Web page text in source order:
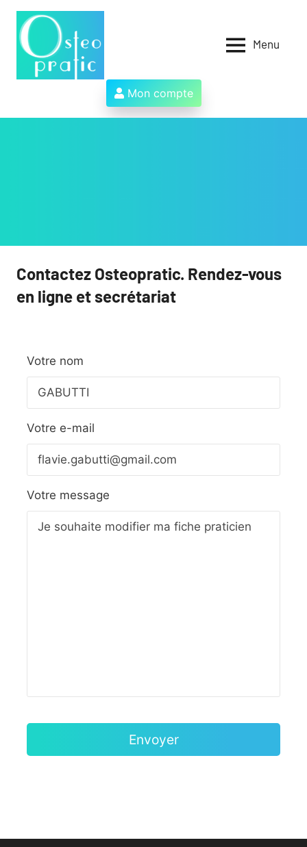
Aller
contenu
des
ostéopathes
et
Menu
Mon compte
Contactez Osteopratic. Rendez-vous
en ligne et secrétariat
Votre nom
Votre e-mail
Votre message